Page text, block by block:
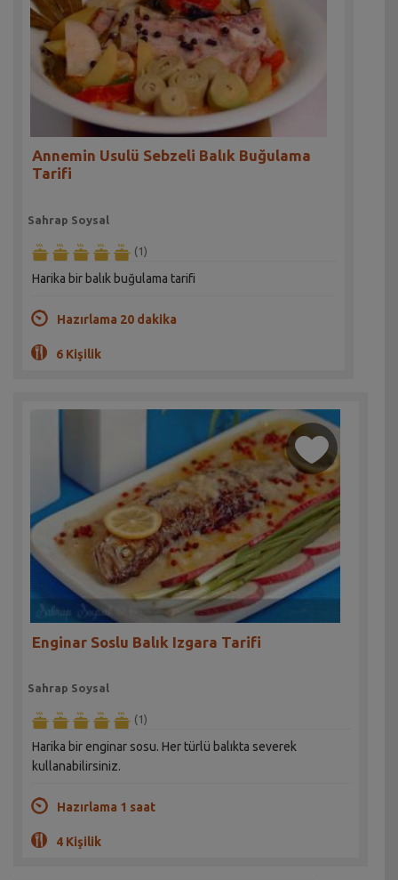
Annemin Usulü Sebzeli Balık Buğulama
Tarifi
Sahrap Soysal
(1)
Harika bir balık buğulama tarifi
Hazırlama 20 dakika
6 Kişilik
Enginar Soslu Balık Izgara Tarifi
Sahrap Soysal
(1)
Harika bir enginar sosu. Her türlü balıkta severek
kullanabilirsiniz.
Hazırlama 1 saat
4 Kişilik